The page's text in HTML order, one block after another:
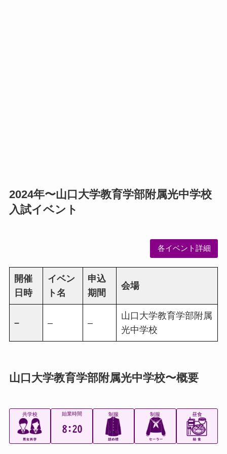
2024年〜山口大学教育学部附属光中学校
入試イベント
各イベント詳細
開催
日時
イベン
ト名
申込
期間
会場
– – –
山口大学教育学部附属
光中学校
山口大学教育学部附属光中学校〜概要
共学校 始業時間 制服 制服 昼食